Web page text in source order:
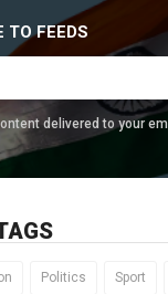
TO FEEDS
delivered to your
Politics Sport